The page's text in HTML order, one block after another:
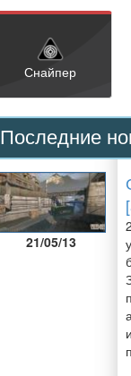
Снайпер
Последние
21/05/13